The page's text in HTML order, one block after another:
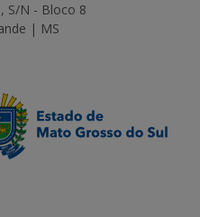
S/N - Bloco 8
| MS